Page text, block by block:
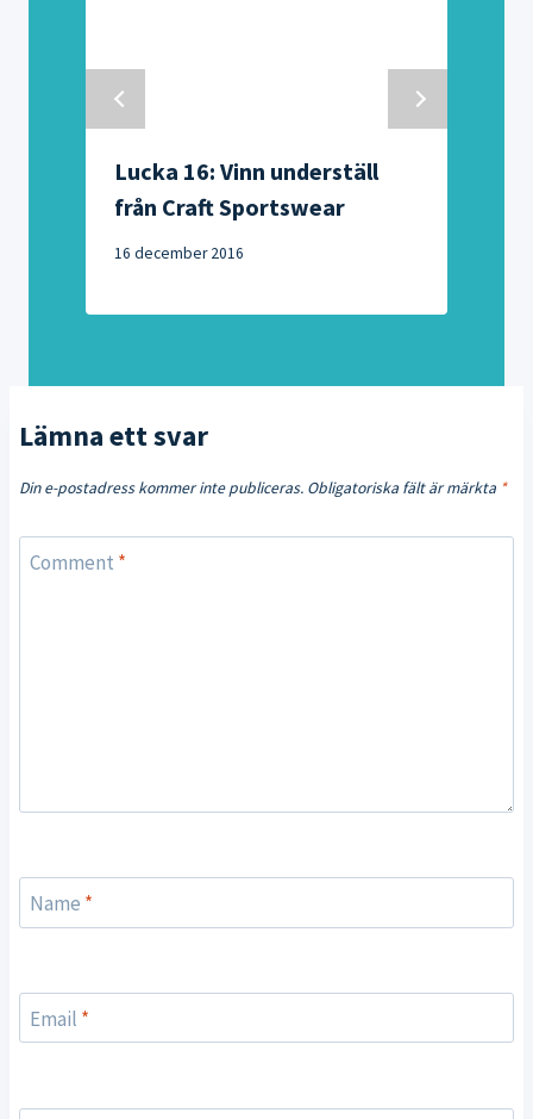
Lucka 16: Vinn underställ
från Craft Sportswear
16 december 2016
Lämna ett svar
Din e-postadress kommer inte publiceras. Obligatoriska fält är märkta *
Comment *
Name *
Email *